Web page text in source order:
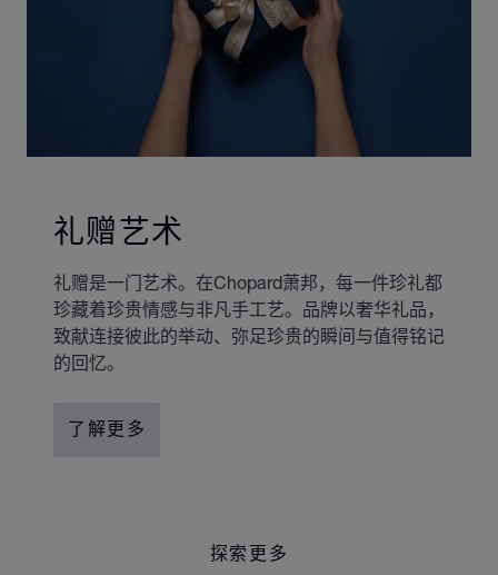
礼赠艺术
礼赠是一门艺术。在Chopard萧邦，每一件珍礼都
珍藏着珍贵情感与非凡手工艺。品牌以奢华礼品，
致献连接彼此的举动、弥足珍贵的瞬间与值得铭记
的回忆。
了解更多
探索更多